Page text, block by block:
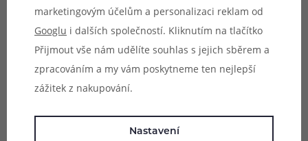
potahu. Pro zahájení žhavení tak stačí přiložit ústa k
náustku a potáhnout, potah bude zahájen zcela
automaticky. Tato metoda je ve světě pod systémů velmi
oblíbená a usnadní a zpříjemní každodenní používání.
marketingovým účelům a personalizaci reklam od
Googlu i dalších společností. Kliknutím na tlačítko
Přijmout vše nám udělíte souhlas s jejich sběrem a
zpracováním a my vám poskytneme ten nejlepší
zážitek z nakupování.
Nastavení